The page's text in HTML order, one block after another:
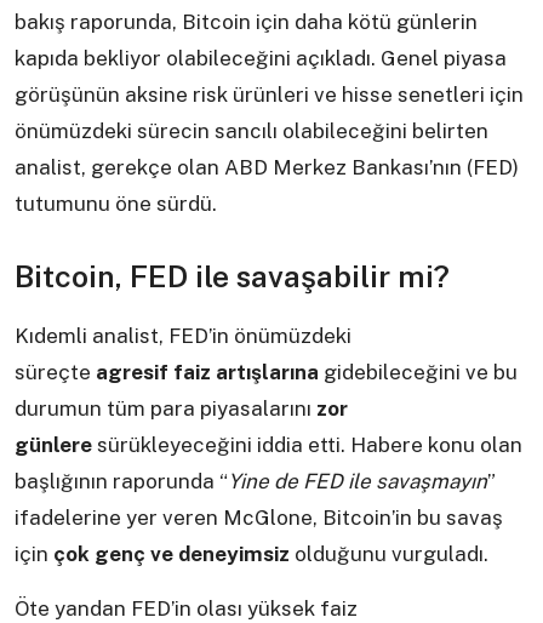
bakış raporunda, Bitcoin için daha kötü günlerin
kapıda bekliyor olabileceğini açıkladı. Genel piyasa
görüşünün aksine risk ürünleri ve hisse senetleri için
önümüzdeki sürecin sancılı olabileceğini belirten
analist, gerekçe olan ABD Merkez Bankası’nın (FED)
tutumunu öne sürdü.
Bitcoin, FED ile savaşabilir mi?
Kıdemli analist, FED’in önümüzdeki
süreçte agresif faiz artışlarına gidebileceğini ve bu
durumun tüm para piyasalarını zor
günlere sürükleyeceğini iddia etti. Habere konu olan
başlığının raporunda “ Yine de FED ile savaşmayın”
ifadelerine yer veren McGlone, Bitcoin’in bu savaş
için çok genç ve deneyimsiz olduğunu vurguladı.
Öte yandan FED’in olası yüksek faiz